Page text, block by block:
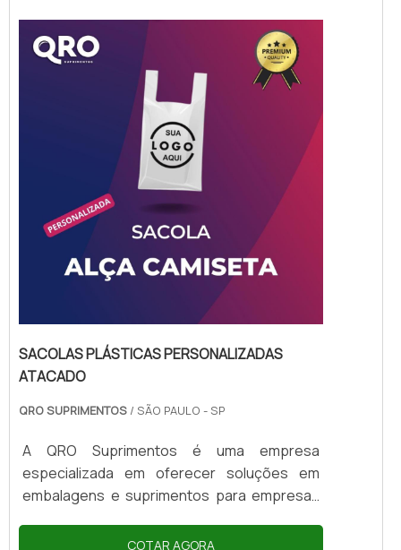
SACOLAS PLÁSTICAS PERSONALIZADAS
ATACADO
QRO SUPRIMENTOS / SÃO PAULO - SP
A QRO Suprimentos é uma empresa
especializada em oferecer soluções em
embalagens e suprimentos para empresas
atender às necessidades de seus clientes, a
COTAR AGORA